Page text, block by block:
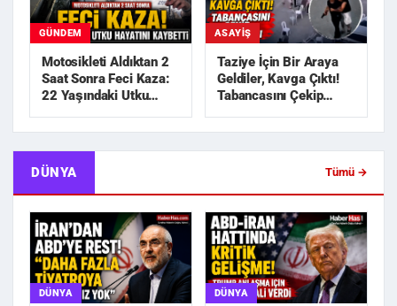
GÜNDEM
Motosikleti Aldıktan 2
Saat Sonra Feci Kaza:
22 Yaşındaki Utku
ASAYIŞ
Taziye İçin Bir Araya
Geldiler, Kavga Çıktı!
Tabancasını Çekip
DÜNYA Tümü →
DÜNYA DÜNYA